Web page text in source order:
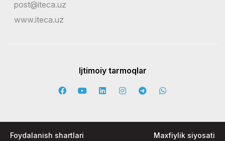
post@iteca.uz
www.iteca.uz
Ijtimoiy tarmoqlar
Foydalanish shartlari Maxfiylik siyosati